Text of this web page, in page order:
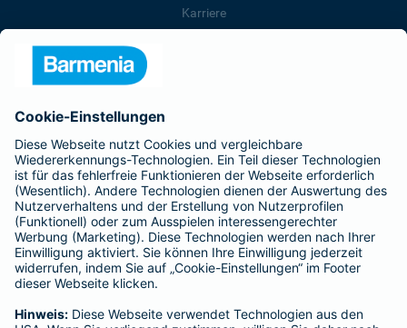
Karriere
Barmenia ist Teil der BarmeniaGothaer
BELIEBTE SEITEN
Kranken-Zusatzversicherung
Tierversicherungen
Haftpflichtversicherung
Hausratversicherung